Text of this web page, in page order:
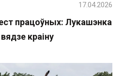
працоўных: Лукашэнка
краіну
17.04.2026